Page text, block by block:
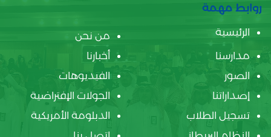
روابط مهمة
الرئيسية
من نحن
مدارسنا
أخبارنا
الصور
الفيديوهات
إصداراتنا
الجولات الإفتراضية
تسجيل الطلاب
الدبلومة الأمريكية